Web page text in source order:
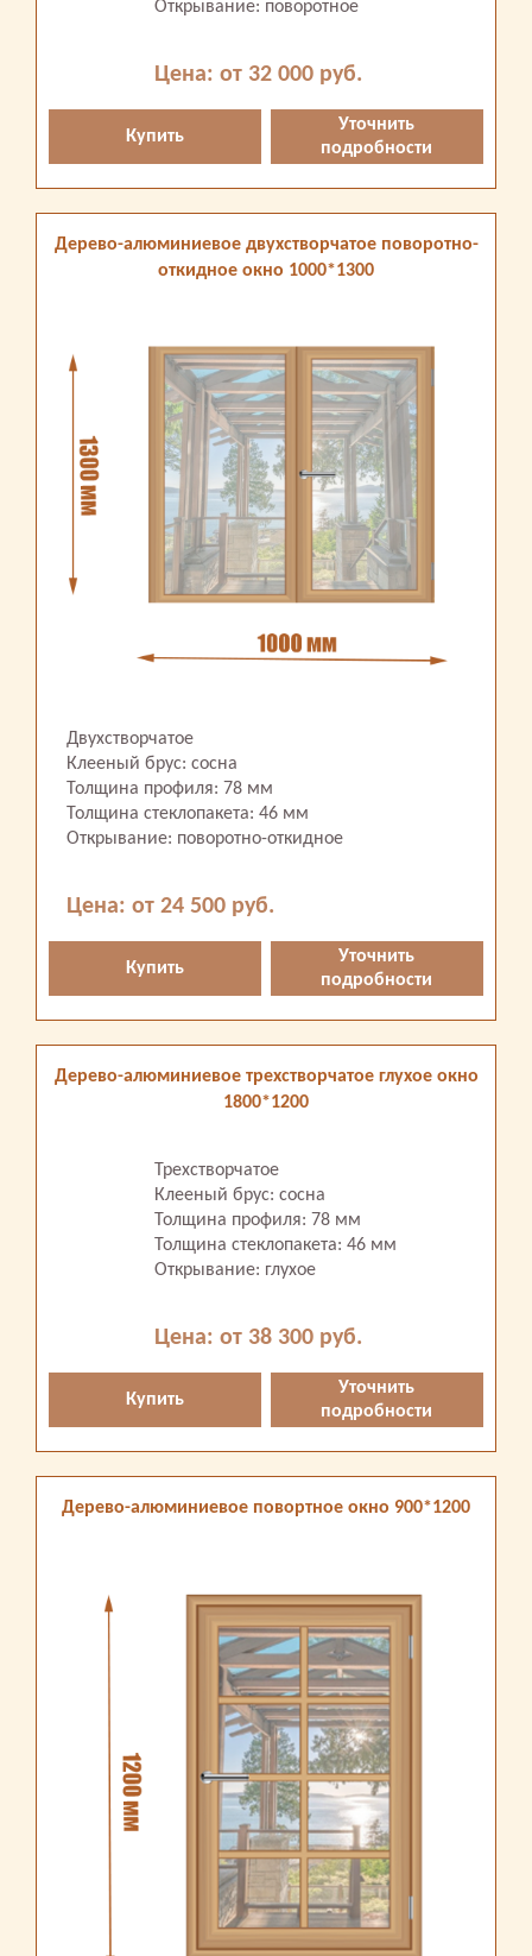
Открывание: поворотное
Цена: от 32 000 руб.
Купить
Уточнить
подробности
Дерево-алюминиевое двухстворчатое поворотно-
откидное окно 1000*1300
Двухстворчатое
Клееный брус: сосна
Толщина профиля: 78 мм
Толщина стеклопакета: 46 мм
Открывание: поворотно-откидное
Цена: от 24 500 руб.
Купить
Уточнить
подробности
Дерево-алюминиевое трехстворчатое глухое окно
1800*1200
Трехстворчатое
Клееный брус: сосна
Толщина профиля: 78 мм
Толщина стеклопакета: 46 мм
Открывание: глухое
Цена: от 38 300 руб.
Купить
Уточнить
подробности
Дерево-алюминиевое повортное окно 900*1200